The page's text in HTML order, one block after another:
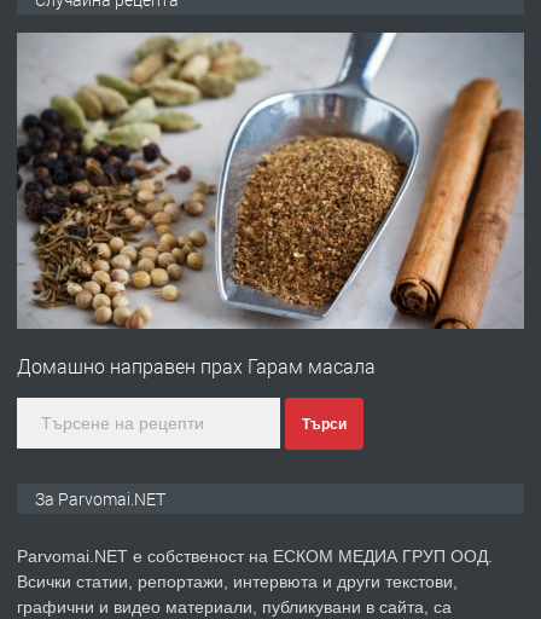
преди 1 година
ПРЕДЛАГА Работа за общи работници
преди 1 година
ПРЕДЛАГА
Първи поход "По стъпките на Ангел
преди 1 година
Домашно направен прах Гарам масала
Търси
За Parvomai.NET
Parvomai.NET е собственост на ЕСКОМ МЕДИА ГРУП ООД.
Всички статии, репортажи, интервюта и други текстови,
графични и видео материали, публикувани в сайта, са